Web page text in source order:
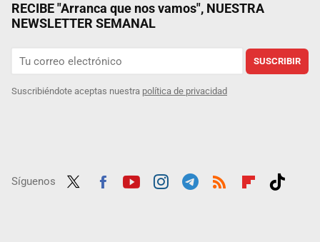
RECIBE "Arranca que nos vamos", NUESTRA
NEWSLETTER SEMANAL
SUSCRIBIR
Suscribiéndote aceptas nuestra política de privacidad
Síguenos